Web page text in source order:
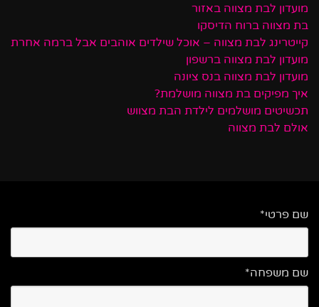
מועדון לבת מצווה באזור
בת מצווה ברוח הדיסקו
קייטרינג לבת מצווה – אוכל שילדים אוהבים אבל ברמה אחרת
מועדון לבת מצווה ברשפון
מועדון לבת מצווה בנס ציונה
איך מפיקים בת מצווה מושלמת?
תכשיטים מושלמים לילדת הבת מצווש
אולם לבת מצווה
שם פרטי*
שם משפחה*